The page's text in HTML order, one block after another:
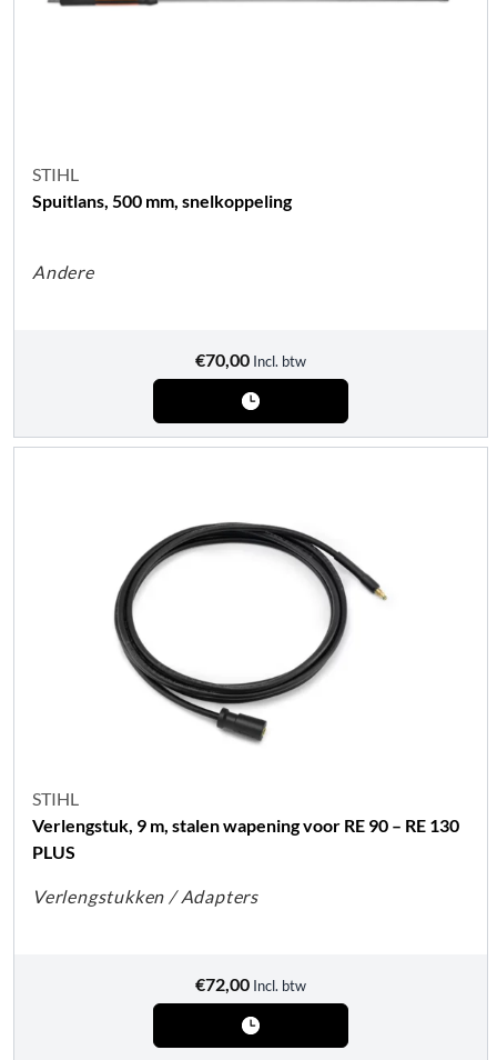
STIHL
Spuitlans, 500 mm, snelkoppeling
Andere
€70,00 Incl. btw
STIHL
Verlengstuk, 9 m, stalen wapening voor RE 90 – RE 130
PLUS
Verlengstukken / Adapters
€72,00 Incl. btw